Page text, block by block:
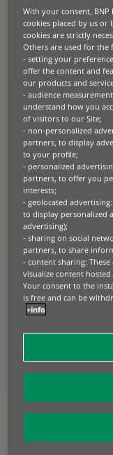
With your consent,
cookies placed by us or
cookies are strictly
Others are used for the
- setting your
offer the content and
our products and
- audience
understand how you
of visitors to our Site;
- non-personalized
partners, to display
to your profile;
- personalized
partners, to offer you
interests;
- geolocated
to display personalized
advertising);
- sharing on social
partners, to share
- content sharing:
visualize content
Your consent to the
is free and can be
+info